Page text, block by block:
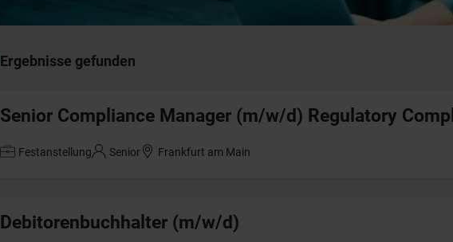
Ergebnisse gefunden
Senior Compliance Manager (m/w/d) Regulatory
Festanstellung Senior Frankfurt am Main
Debitorenbuchhalter (m/w/d)